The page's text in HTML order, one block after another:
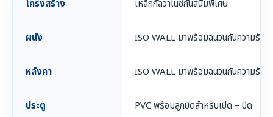
โครงสร้าง เหล็กกัลวาไนซ์กันสนิมพิเศษ
ผนัง ISO WALL มาพร้อมฉนวนกันความร้อน
หลังคา ISO WALL มาพร้อมฉนวนกันความร้อน
ประตู PVC พร้อมลูกบิดสำหรับเปิด – ปิด